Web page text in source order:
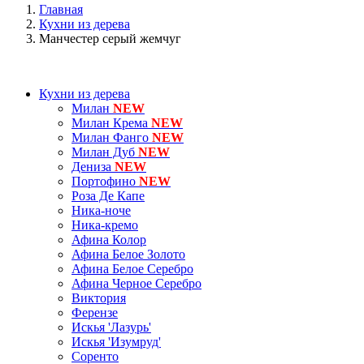
Главная
Кухни из дерева
Манчестер серый жемчуг
Кухни из дерева
Милан NEW
Милан Крема NEW
Милан Фанго NEW
Милан Дуб NEW
Дениза NEW
Портофино NEW
Роза Де Капе
Ника-ноче
Ника-кремо
Афина Колор
Афина Белое Золото
Афина Белое Серебро
Афина Черное Серебро
Виктория
Ферензе
Искья 'Лазурь'
Искья 'Изумруд'
Соренто